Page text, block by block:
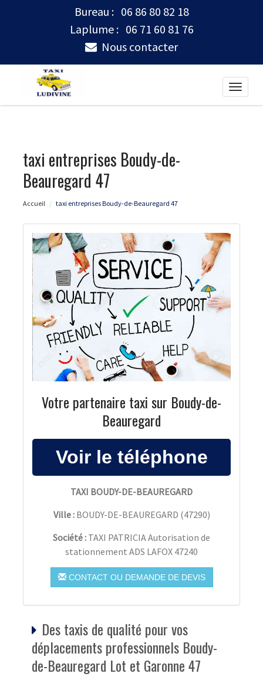
Bureau : 06 86 80 82 18
Laplume : 06 71 60 81 76
Nous contacter
Toggle
taxi entreprises Boudy-de-
Beauregard 47
Accueil taxi entreprises Boudy-de-Beauregard 47
Votre partenaire taxi sur Boudy-de-
Beauregard
TAXI BOUDY-DE-BEAUREGARD
Ville : BOUDY-DE-BEAUREGARD (47290)
Société : TAXI PATRICIA Autorisation de
stationnement ADS LAFOX 47240
CONTACT OU DEMANDE DE DEVIS
Des taxis de qualité pour vos
déplacements professionnels Boudy-
de-Beauregard Lot et Garonne 47